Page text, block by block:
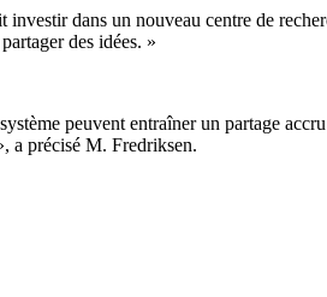
dans un nouveau centre de
des idées. »
peuvent entraîner un partage
a précisé M. Fredriksen.